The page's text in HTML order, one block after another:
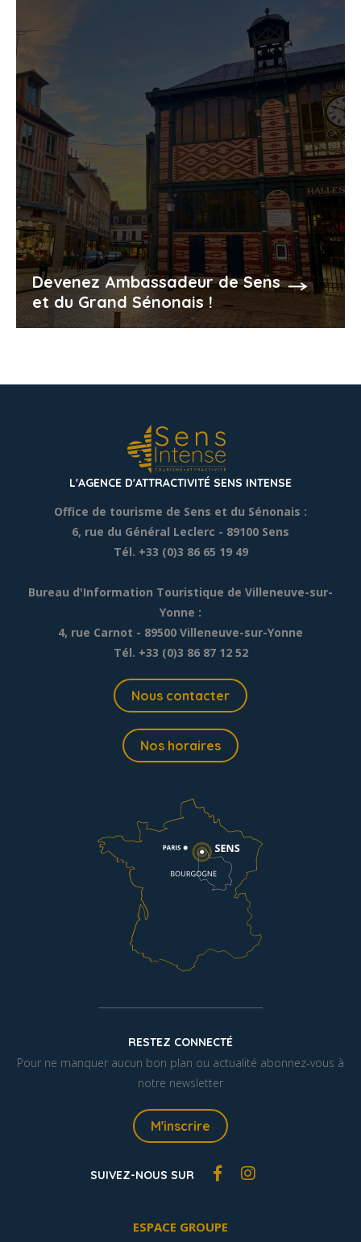
Devenez Ambassadeur de Sens
et du Grand Sénonais !
L'AGENCE D'ATTRACTIVITÉ SENS INTENSE
Office de tourisme de Sens et du Sénonais :
6, rue du Général Leclerc - 89100 Sens
Tél. +33 (0)3 86 65 19 49
Bureau d'Information Touristique de Villeneuve-sur-
Yonne :
4, rue Carnot - 89500 Villeneuve-sur-Yonne
Tél. +33 (0)3 86 87 12 52
Nous contacter
Nos horaires
RESTEZ CONNECTÉ
Pour ne manquer aucun bon plan ou actualité abonnez-vous à
notre newsletter
M'inscrire
SUIVEZ-NOUS SUR
ESPACE GROUPE